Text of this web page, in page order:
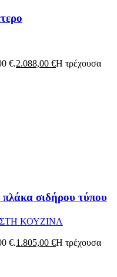
€.2.088,00 €Η τρέχουσα
σιδήρου τύπου
ΚΟΥΖΙΝΑ
€.1.805,00 €Η τρέχουσα